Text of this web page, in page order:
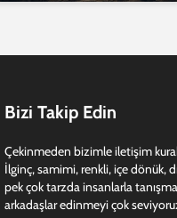
Bizi Takip Edin
Çekinmeden bizimle iletişim
İlginç, samimi, renkli, içe dönük,
pek çok tarzda insanlarla
arkadaşlar edinmeyi çok